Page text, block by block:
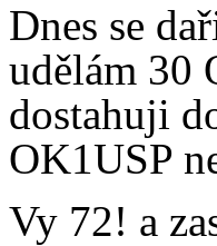
Dnes se
udělám 30
dostahuji
OK1USP
Vy 72! a